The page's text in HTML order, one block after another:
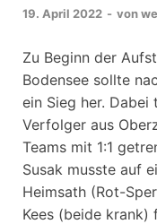
19. April 2022 - von
Zu Beginn der
Bodensee sollte
ein Sieg her.
Verfolger aus
Teams mit 1:1
Susak musste auf
Heimsath (Rot-
Kees (beide krank)